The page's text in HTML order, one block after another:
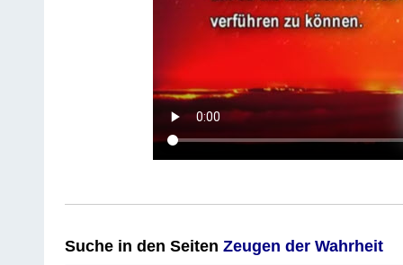
Suche in den Seiten Zeugen der Wahrheit